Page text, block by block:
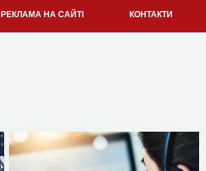
РЕКЛАМА НА САЙТІ КОНТАКТИ